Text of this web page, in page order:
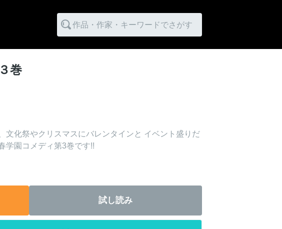
作品・作家・キーワードでさがす
巻
文化祭やクリスマスにバレンタインと イベント盛りだ
学園コメディ第3巻です!!
試し読み